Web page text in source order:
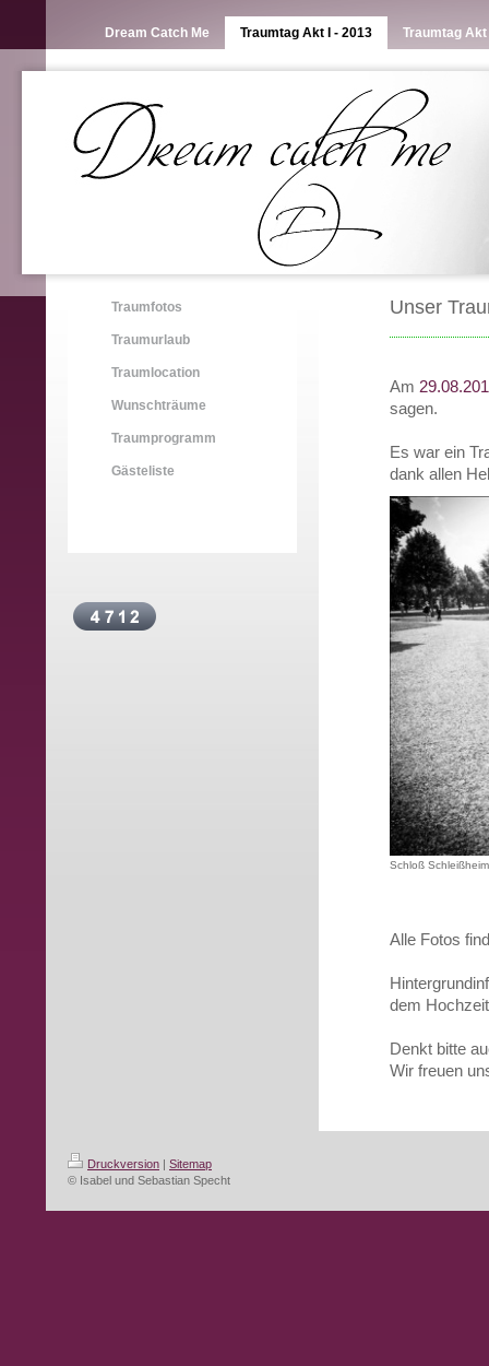
Dream Catch Me Traumtag Akt I - 2013 Traumtag Akt
Traumfotos
Traumurlaub
Traumlocation
Wunschträume
Traumprogramm
Gästeliste
Unser
Am
sagen.
Es war ein
dank allen
Schloß Schleißheim
Alle Fotos
dem
Denkt bitte
Wir freuen
Druckversion | Sitemap
© Isabel und Sebastian Specht